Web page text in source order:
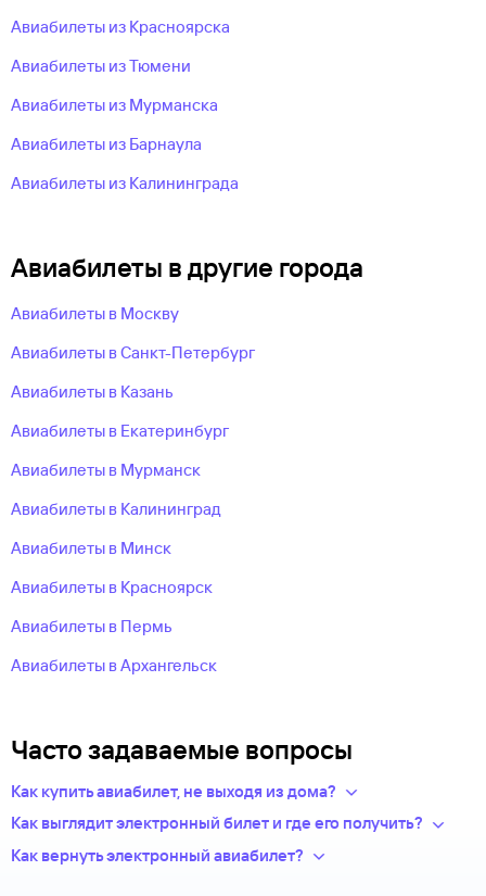
Авиабилеты из Красноярска
Авиабилеты из Тюмени
Авиабилеты из Мурманска
Авиабилеты из Барнаула
Авиабилеты из Калининграда
Авиабилеты в другие города
Авиабилеты в Москву
Авиабилеты в Санкт-Петербург
Авиабилеты в Казань
Авиабилеты в Екатеринбург
Авиабилеты в Мурманск
Авиабилеты в Калининград
Авиабилеты в Минск
Авиабилеты в Красноярск
Авиабилеты в Пермь
Авиабилеты в Архангельск
Часто задаваемые вопросы
Как купить авиабилет, не выходя из дома?
Укажите в нужных полях маршрут, дату поездки и число
из предложений сотен авиакомпаний.
Как выглядит электронный билет и где его получить?
После оплаты на сайте, в базе данных авиакомпании
Как вернуть электронный авиабилет?